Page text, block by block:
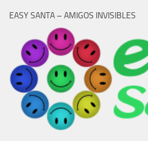
EASY SANTA – AMIGOS INVISIBLES